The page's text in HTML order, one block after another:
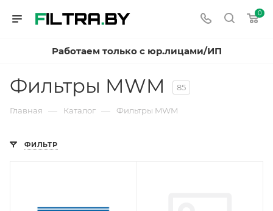
0
Работаем только с юр.лицами/ИП
Фильтры MWM 85
Главная — Каталог — Фильтры MWM
ФИЛЬТР